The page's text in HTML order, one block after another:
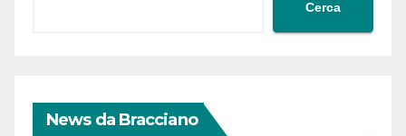
Cerca
News da Bracciano